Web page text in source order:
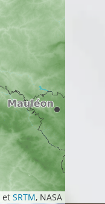
et SRTM, NASA